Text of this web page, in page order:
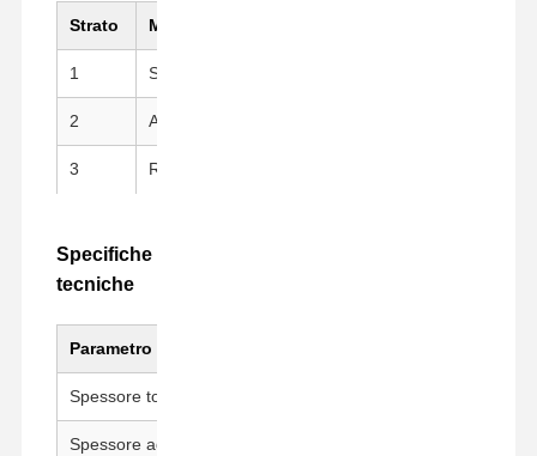
Strato Materiale
1 Substrato PI (Kapton).
2 Adesivo siliconico
3 Rivestimento di rilascio
Specifiche
tecniche
Parametro
Spessore totale
Spessore adesivo